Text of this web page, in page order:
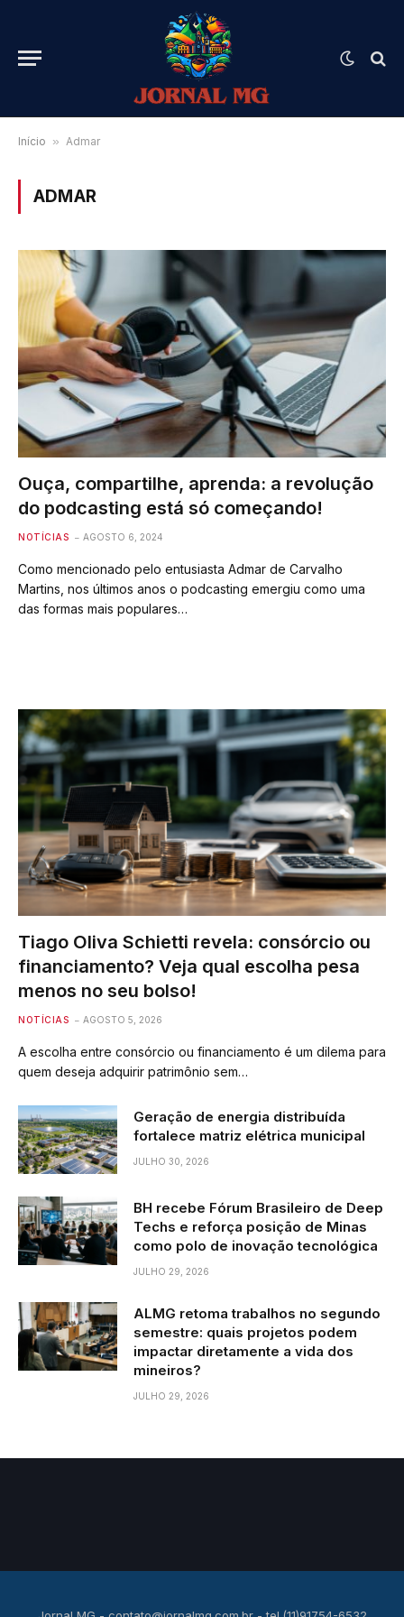
Início » Admar
ADMAR
Ouça, compartilhe, aprenda: a revolução
do podcasting está só começando!
NOTÍCIAS AGOSTO 6, 2024
Como mencionado pelo entusiasta Admar de Carvalho
Martins, nos últimos anos o podcasting emergiu como uma
das formas mais populares…
Tiago Oliva Schietti revela: consórcio ou
financiamento? Veja qual escolha pesa
menos no seu bolso!
NOTÍCIAS AGOSTO 5, 2026
A escolha entre consórcio ou financiamento é um dilema para
quem deseja adquirir patrimônio sem…
Geração de energia distribuída
fortalece matriz elétrica municipal
JULHO 30, 2026
BH recebe Fórum Brasileiro de Deep
Techs e reforça posição de Minas
como polo de inovação tecnológica
JULHO 29, 2026
ALMG retoma trabalhos no segundo
semestre: quais projetos podem
impactar diretamente a vida dos
mineiros?
JULHO 29, 2026